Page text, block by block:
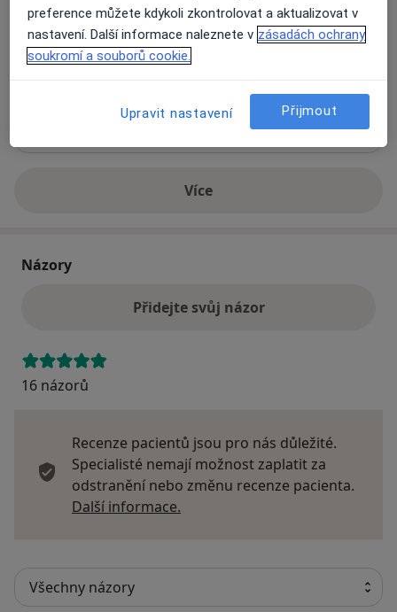
Přiblížit mapu
Na této adrese online kalendář není aktivní
Co mám v takové situaci udělat?
Víceo adrese
Názory
Přidejte svůj názor
16 názorů
Recenze pacientů jsou pro nás důležité.
Specialisté nemají možnost zaplatit za
odstranění nebo změnu recenze pacienta.
Další informace.
preference můžete kdykoli zkontrolovat a aktualizovat v
nastavení. Další informace naleznete v zásadách ochrany
soukromí a souborů cookie.
Upravit nastavení Přijmout